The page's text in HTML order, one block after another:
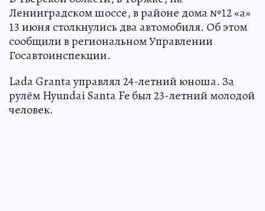
Ленинградском шоссе, в районе дома №12 «а»
13 июня столкнулись два автомобиля. Об этом
сообщили в региональном Управлении
Госавтоинспекции.
Lada Granta управлял 24-летний юноша. За
рулём Hyundai Santa Fe был 23-летний молодой
человек.